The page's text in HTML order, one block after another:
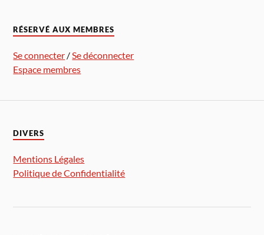
RÉSERVÉ AUX MEMBRES
Se connecter / Se déconnecter
Espace membres
DIVERS
Mentions Légales
Politique de Confidentialité